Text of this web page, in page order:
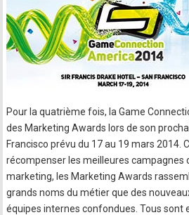
Pour la quatrième fois, la Game
des Marketing Awards lors de son
Francisco prévu du 17 au 19 mars 2014.
récompenser les meilleures campagnes
marketing, les Marketing Awards
grands noms du métier que des
équipes internes confondues. Tous sont